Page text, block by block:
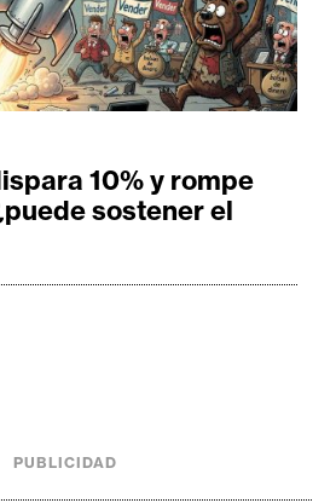
10% y rompe
sostener el
PUBLICIDAD